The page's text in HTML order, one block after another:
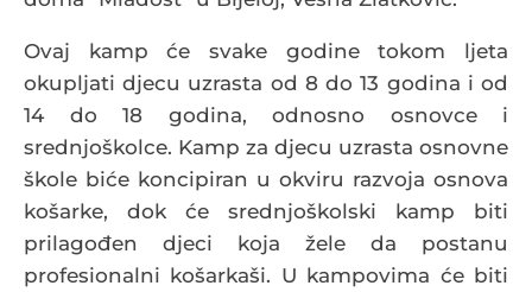
Ovaj kamp će svake godine tokom ljeta
okupljati djecu uzrasta od 8 do 13 godina i od
14 do 18 godina, odnosno osnovce i
srednjoškolce. Kamp za djecu uzrasta osnovne
škole biće koncipiran u okviru razvoja osnova
košarke, dok će srednjoškolski kamp biti
prilagođen djeci koja žele da postanu
profesionalni košarkaši. U kampovima će biti